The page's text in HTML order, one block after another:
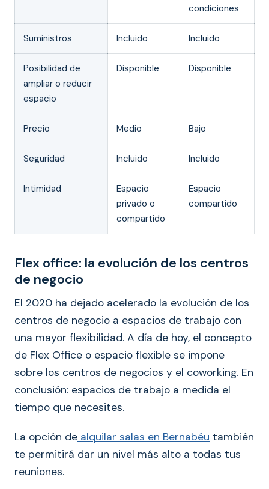
condiciones
Suministros Incluido Incluido
Posibilidad de
ampliar o reducir
espacio
Disponible Disponible
Precio Medio Bajo
Seguridad Incluido Incluido
Intimidad
Espacio
privado o
compartido
Espacio
compartido
Flex office: la evolución de los centros
de negocio
El 2020 ha dejado acelerado la evolución de los
centros de negocio a espacios de trabajo con
una mayor flexibilidad. A día de hoy, el concepto
de Flex Office o espacio flexible se impone
sobre los centros de negocios y el coworking. En
conclusión: espacios de trabajo a medida el
tiempo que necesites.
La opción de alquilar salas en Bernabéu también
te permitirá dar un nivel más alto a todas tus
reuniones.